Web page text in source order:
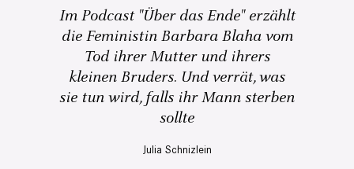
Im Podcast "Über das Ende" erzählt
die Feministin Barbara Blaha vom
Tod ihrer Mutter und ihrers
kleinen Bruders. Und verrät, was
sie tun wird, falls ihr Mann sterben
sollte
Julia Schnizlein